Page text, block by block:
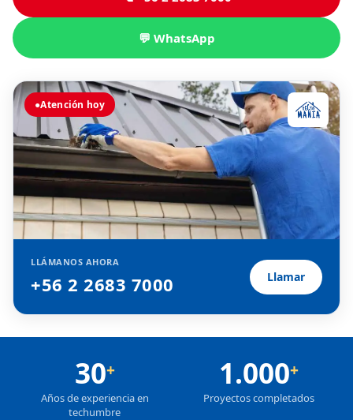
💬 WhatsApp
●Atención hoy
LLÁMANOS AHORA
+56 2 2683 7000 Llamar
30+
Años de experiencia en
techumbre
1.000+
Proyectos completados